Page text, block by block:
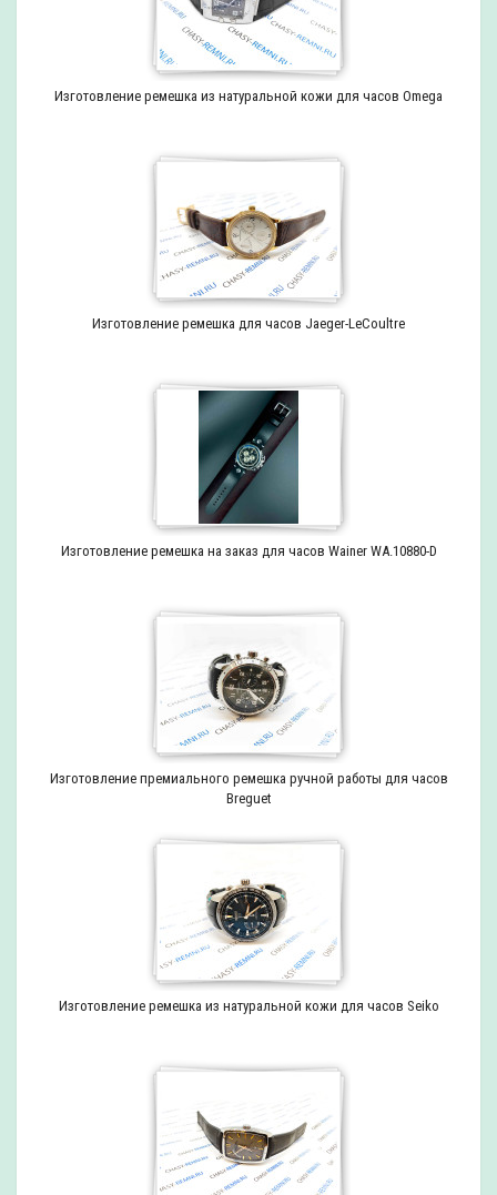
Изготовление ремешка из натуральной кожи для часов Omega
Изготовление ремешка для часов Jaeger-LeCoultre
Изготовление ремешка на заказ для часов Wainer WA.10880-D
Изготовление премиального ремешка ручной работы для часов
Breguet
Изготовление ремешка из натуральной кожи для часов Seiko